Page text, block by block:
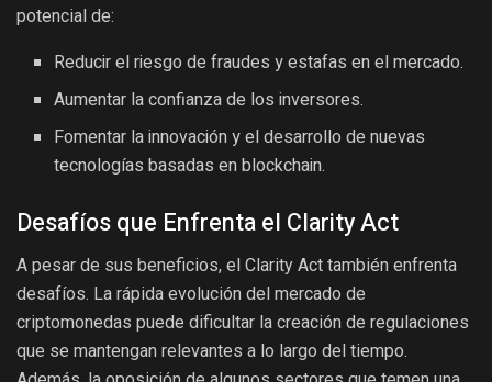
potencial de:
Reducir el riesgo de fraudes y estafas en el mercado.
Aumentar la confianza de los inversores.
Fomentar la innovación y el desarrollo de nuevas
tecnologías basadas en blockchain.
Desafíos que Enfrenta el Clarity Act
A pesar de sus beneficios, el Clarity Act también enfrenta
desafíos. La rápida evolución del mercado de
criptomonedas puede dificultar la creación de regulaciones
que se mantengan relevantes a lo largo del tiempo.